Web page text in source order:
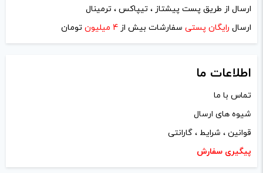
ارسال از طریق پست پیشتاز ، تیپاکس ، ترمینال
ارسال رایگان پستی سفارشات بیش از 4 میلیون تومان
اطلاعات ما
تماس با ما
شیوه های ارسال
قوانین ، شرایط ، گارانتی
پیگیری سفارش